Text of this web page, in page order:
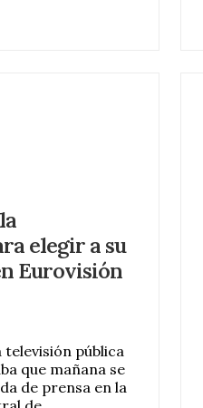
elegir a su
Eurovisión
televisión pública
que mañana se
de prensa en la